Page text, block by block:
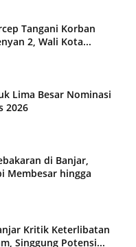
Tangani Korban
2, Wali Kota...
Lima Besar Nominasi
2026
di Banjar,
Membesar hingga
Kritik Keterlibatan
Singgung Potensi...